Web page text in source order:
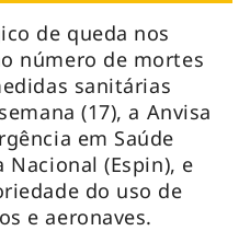
de queda nos
número de mortes
sanitárias
(17), a Anvisa
em Saúde
(Espin), e
do uso de
e aeronaves.